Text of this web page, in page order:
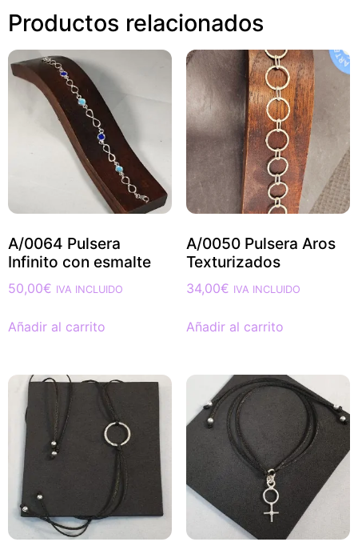
Productos relacionados
A/0064 Pulsera
Infinito con esmalte
50,00€ IVA INCLUIDO
Añadir al carrito
A/0050 Pulsera Aros
Texturizados
34,00€ IVA INCLUIDO
Añadir al carrito